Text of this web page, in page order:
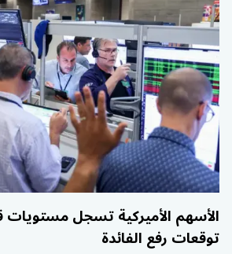
الأسهم الأميركية تسجل مستويات
توقعات رفع الفائدة